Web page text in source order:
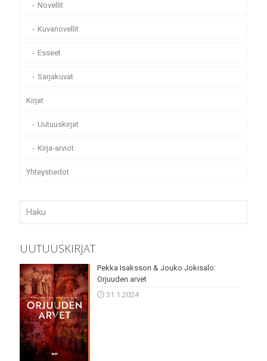
Novellit
Kuvanovellit
Esseet
Sarjakuvat
Kirjat
Uutuuskirjat
Kirja-arviot
Yhteystiedot
UUTUUSKIRJAT
Pekka Isaksson & Jouko Jokisalo:
Orjuuden arvet
31.1.2024